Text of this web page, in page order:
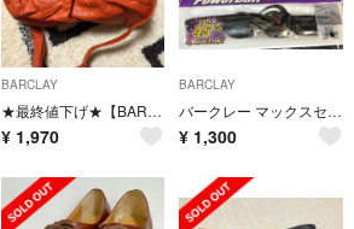
BARCLAY
★最終値下げ★【BARCLAY】オレンジバッグ
¥ 1,970
BARCLAY
バークレー マックスセント 3袋セット
¥ 1,300